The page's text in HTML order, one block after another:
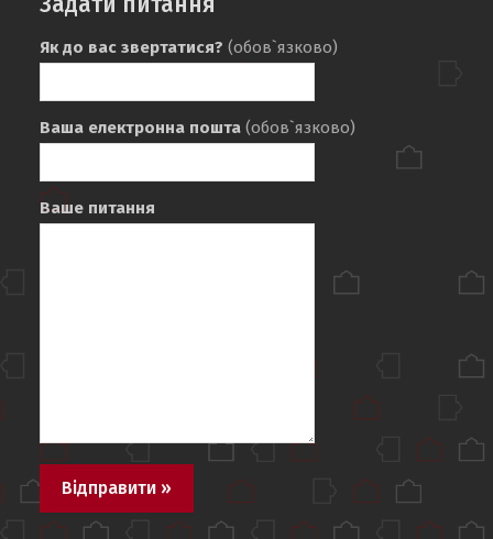
виховання»
«ХПІ»
ВИХОВАННЯ»
«ХПІ»
Як до вас звертатися? (обов`язково)
Ваша електронна пошта (обов`язково)
Ваше питання